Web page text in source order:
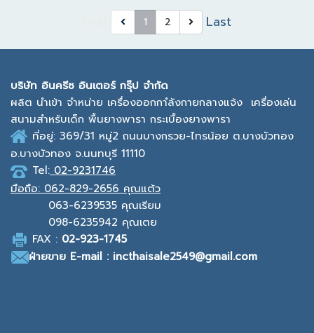
1 2 Last
บริษัท อินครีซ อินเตอร์ กรุ๊ป จำกัด
ผลิต นำเข้า จำหน่าย เครื่องออกกาํลังกายกลางแจ้ง เครื่องเล่น
สนามสำหรับเด็ก พื้นยางพารา กระเบื้องยางพารา
ที่อยู่: 369/31 หมู่2 ถนนบางกรวย-ไทรน้อย ต.บางบัวทอง
อ.บางบัวทอง จ.นนทบุรี 11110
Tel: 02-9231746
มือถือ: 062-829-2656 คุณแต้ว
063-6239535 คุณเรียม
098-6235942 คุณเตย
FAX : 02-923-1745
ฝ่ายขาย E-mail : incthaisale2549@gmail.com